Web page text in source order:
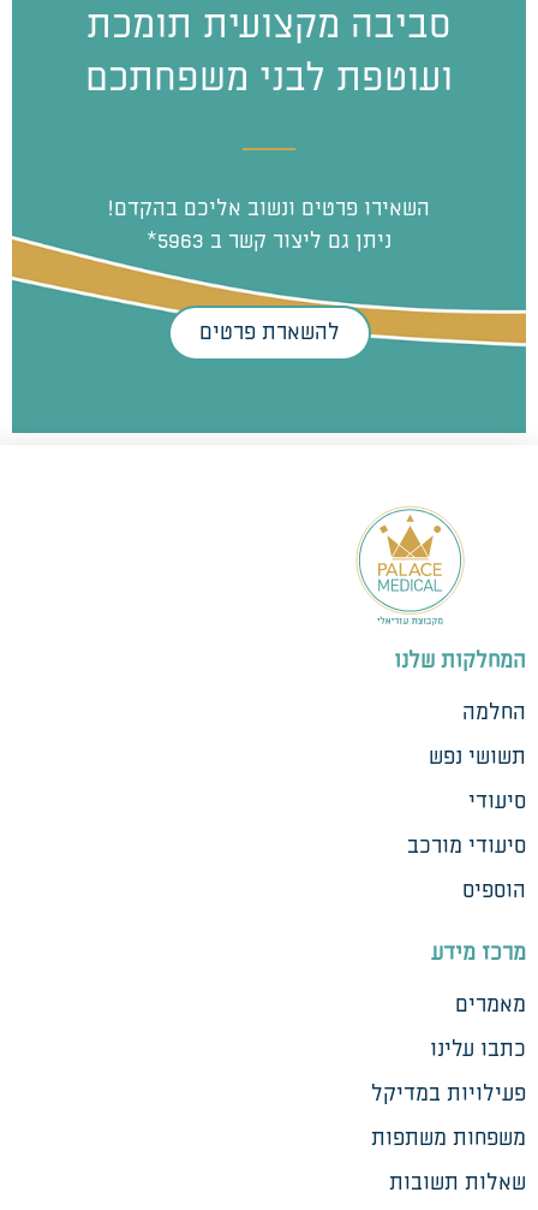
סביבה מקצועית תומכת
ועוטפת לבני משפחתכם
השאירו פרטים ונשוב אליכם בהקדם!
ניתן גם ליצור קשר ב 5963*
להשארת פרטים
המחלקות שלנו
החלמה
תשושי נפש
סיעודי
סיעודי מורכב
הוספיס
מרכז מידע
מאמרים
כתבו עלינו
פעילויות במדיקל
משפחות משתפות
שאלות תשובות